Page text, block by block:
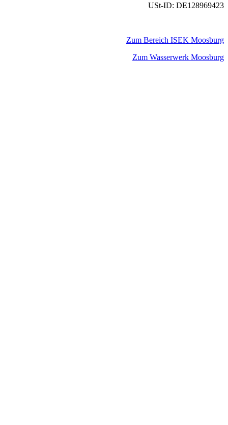
USt-ID: DE128969423
Zum Bereich ISEK Moosburg
Zum Wasserwerk Moosburg